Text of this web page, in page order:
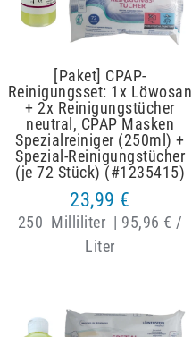
[Paket] CPAP-
Reinigungsset: 1x Löwosan
+ 2x Reinigungstücher
neutral, CPAP Masken
Spezialreiniger (250ml) +
Spezial-Reinigungstücher
(je 72 Stück) (#1235415)
23,99 €
250 Milliliter | 95,96 € /
Liter
Artikelpaket